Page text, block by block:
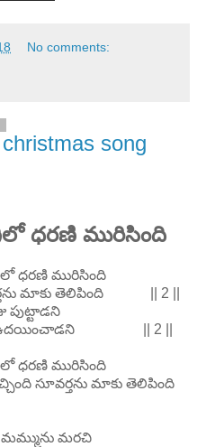
No comments:
song
ధరణి మురిసింది
ధరణి మురిసింది
మాకు తెలిపింది || 2 ||
పుట్టాడని
|| 2 ||
ధరణి మురిసింది
మాకు తెలిపింది
మరచి